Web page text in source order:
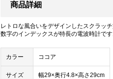
商品詳細
レトロな風合いをデザインしたスクラッ
数字のインデックスが特長の電波時計です
カラー ココア
サイズ 幅29×奥行4.8×高さ29cm